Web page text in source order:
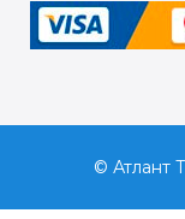
© Атлант